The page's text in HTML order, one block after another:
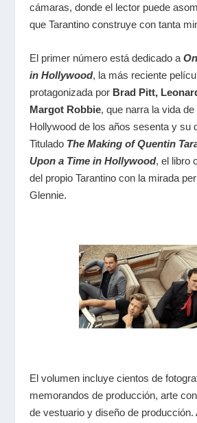
cámaras, donde el lector puede
que Tarantino construye con tanta
El primer número está dedicado a
in Hollywood, la más reciente
protagonizada por Brad Pitt,
Margot Robbie, que narra la vida
Hollywood de los años sesenta y su
Titulado The Making of Quentin
Upon a Time in Hollywood, el libro
del propio Tarantino con la mirada
Glennie.
El volumen incluye cientos de
memorandos de producción, arte
de vestuario y diseño de producción.